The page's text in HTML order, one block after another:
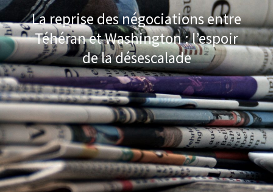
La reprise des négociations entre
Téhéran et Washington : l’espoir
de la désescalade